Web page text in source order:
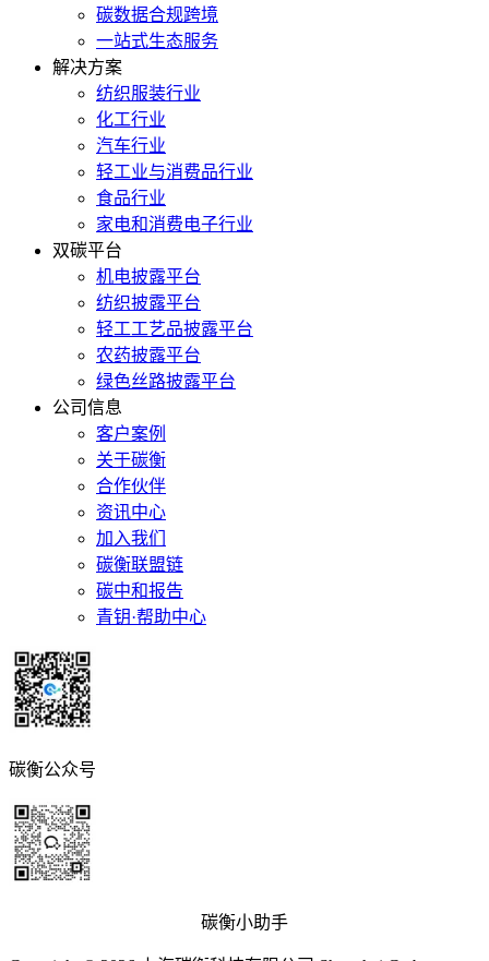
碳数据合规跨境
一站式生态服务
解决方案
纺织服装行业
化工行业
汽车行业
轻工业与消费品行业
食品行业
家电和消费电子行业
双碳平台
机电披露平台
纺织披露平台
轻工工艺品披露平台
农药披露平台
绿色丝路披露平台
公司信息
客户案例
关于碳衡
合作伙伴
资讯中心
加入我们
碳衡联盟链
碳中和报告
青钥·帮助中心
碳衡公众号
碳衡小助手